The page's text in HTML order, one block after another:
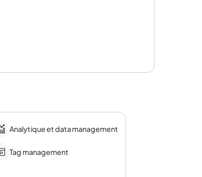
Analytique et data management
Tag management